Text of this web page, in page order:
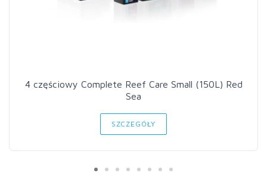
4 częściowy Complete Reef Care Small (150L) Red
Sea
SZCZEGÓŁY